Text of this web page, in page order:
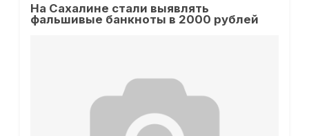
На Сахалине стали выявлять
фальшивые банкноты в 2000 рублей